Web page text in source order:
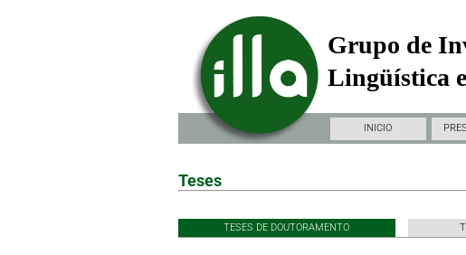
Grupo de
Lingüística
INICIO
Teses
TESES DE DOUTORAMENTO